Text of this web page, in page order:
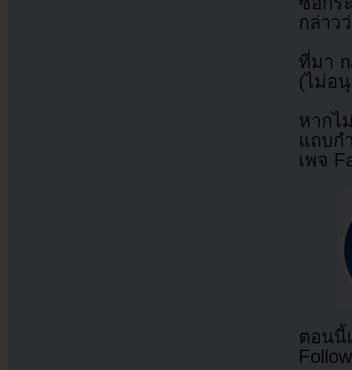
กล่าว
ที่มา
(ไม่อ
หากไ
แถบก
เพจ
ตอนนี้